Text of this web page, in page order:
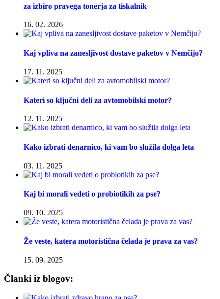
za izbiro pravega tonerja za tiskalnik
16. 02. 2026
Kaj vpliva na zanesljivost dostave paketov v Nemčijo?
17. 11. 2025
Kateri so ključni deli za avtomobilski motor?
12. 11. 2025
Kako izbrati denarnico, ki vam bo služila dolga leta
03. 11. 2025
Kaj bi morali vedeti o probiotikih za pse?
09. 10. 2025
Že veste, katera motoristična čelada je prava za vas?
15. 09. 2025
Članki iz blogov: